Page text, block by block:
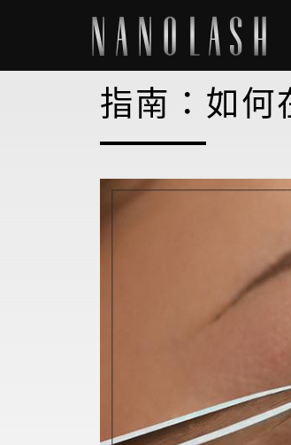
指南：如何